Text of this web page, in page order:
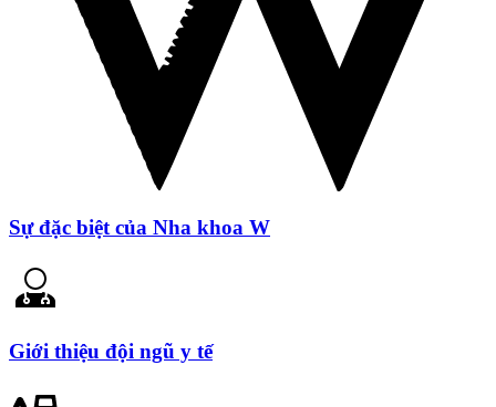
Sự đặc biệt của Nha khoa W
Giới thiệu đội ngũ y tế